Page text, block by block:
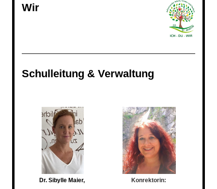
Wir
Schulleitung & Verwaltung
Dr. Sibylle Maier, Konrektorin: